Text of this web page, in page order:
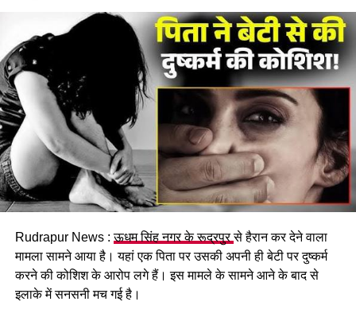
Rudrapur News :ऊधम सिंह नगर के रूद्रपुरसे हैरान कर देने वाला
मामला सामने आया है। यहां एक पिता पर उसकी अपनी ही बेटी पर दुष्कर्म
करने की कोशिश के आरोप लगे हैं। इस मामले के सामने आने के बाद से
इलाके में सनसनी मच गई है।